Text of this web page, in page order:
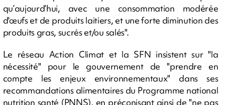
qu’aujourd’hui, avec une consommation modérée
d'œufs et de produits laitiers, et une forte diminution des
produits gras, sucrés et/ou salés".
Le réseau Action Climat et la SFN insistent sur "la
nécessité" pour le gouvernement de "prendre en
compte les enjeux environnementaux" dans ses
recommandations alimentaires du Programme national
nutrition santé (PNNS), en préconisant ainsi de "ne pas